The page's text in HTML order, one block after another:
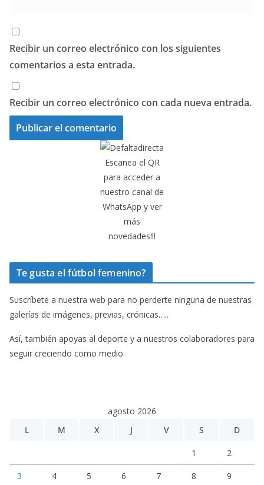
Recibir un correo electrónico con los siguientes
comentarios a esta entrada.
Recibir un correo electrónico con cada nueva entrada.
Escanea el QR
para acceder a
nuestro canal de
WhatsApp y ver
más
novedades!!!
Te gusta el fútbol femenino?
Suscríbete a nuestra web para no perderte ninguna de nuestras
galerías de imágenes, previas, crónicas…..
Así, también apoyas al deporte y a nuestros colaboradores para
seguir creciendo como medio.
agosto 2026
L
M X J V S D
1 2
3 4 5 6 7 8 9